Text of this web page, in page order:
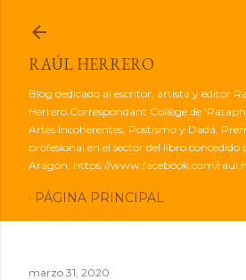
RAÚL HERRERO
Blog dedicado al escritor, artista y editor
Herrero.Correspondant Collège de
Artes Incoherentes, Postismo y Dadá.
profesional en el sector del libro concedido
Aragón. https://www.facebook.com/
PÁGINA PRINCIPAL
marzo 31, 2020